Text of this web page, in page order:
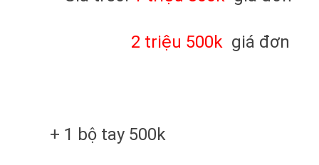
2 triệu 500k giá đơn
+ 1 bộ tay 500k